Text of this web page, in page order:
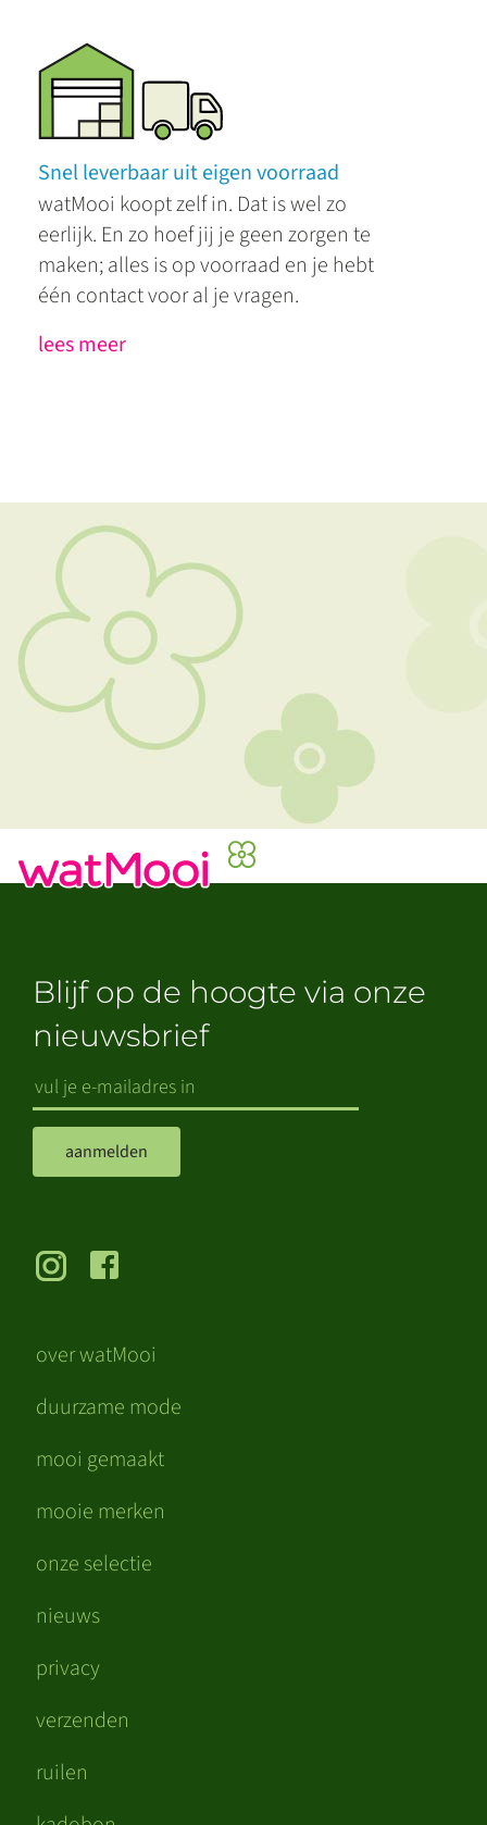
Snel leverbaar uit eigen voorraad
watMooi koopt zelf in. Dat is wel zo
eerlijk. En zo hoef jij je geen zorgen te
maken; alles is op voorraad en je hebt
één contact voor al je vragen.
lees meer
over watMooi
duurzame mode
mooi gemaakt
mooie merken
onze selectie
nieuws
privacy
verzenden
ruilen
Blijf op de hoogte via onze
nieuwsbrief
aanmelden